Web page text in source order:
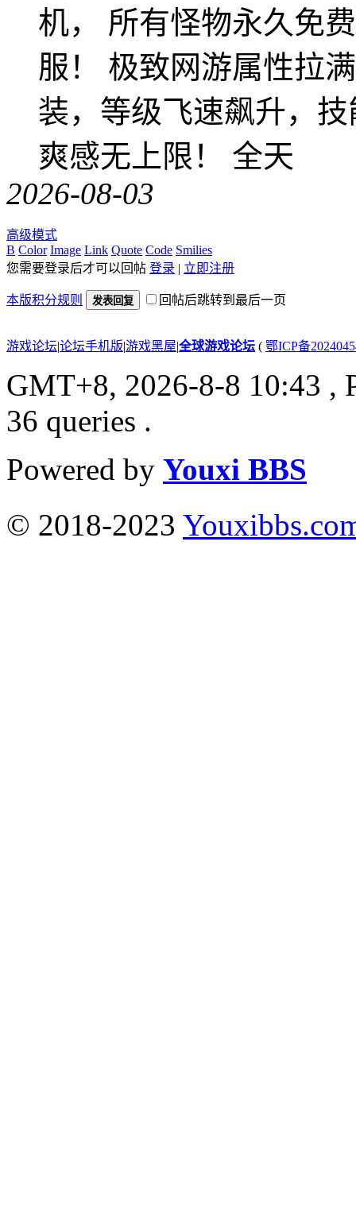
机， 所有怪物永久免
服！ 极致网游属性拉
装，等级飞速飙升，
爽感无上限！ 全天
2026-08-03
高级模式
B Color Image Link Quote Code Smilies
您需要登录后才可以回帖 登录 | 立即注册
本版积分规则 发表回复 回帖后跳转到最后一页
游戏论坛|论坛手机版|游戏黑屋|全球游戏论坛 ( 鄂ICP备
GMT+8, 2026-8-8 10:43 ,
36 queries .
Powered by Youxi BBS
© 2018-2023